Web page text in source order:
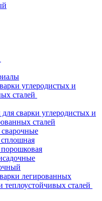
углеродистых и
сталей
сварки углеродистых и
сталей
легированных
сталей